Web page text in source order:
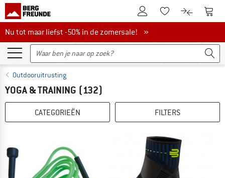
De klantenaccount
Naar deNaar de
Nu tot maar liefst -50% in de zomersale!
Nu tot maar liefst -50% in de zomersale! »
Outdooruitrusting
YOGA & TRAINING (132)
CATEGORIEËN FILTERS